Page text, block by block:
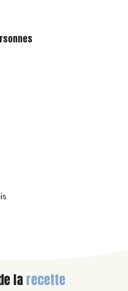
larecette